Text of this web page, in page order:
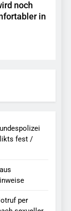
noch
in
fest /
per